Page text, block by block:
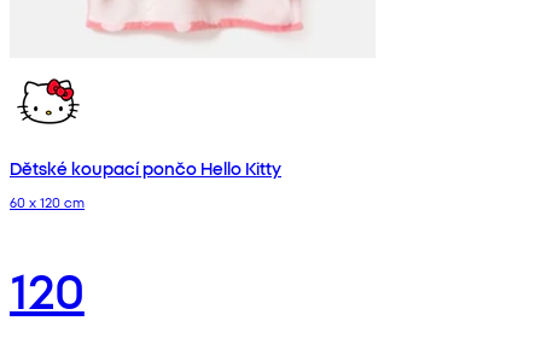
Dětské koupací pončo Hello Kitty
60 x 120 cm
120